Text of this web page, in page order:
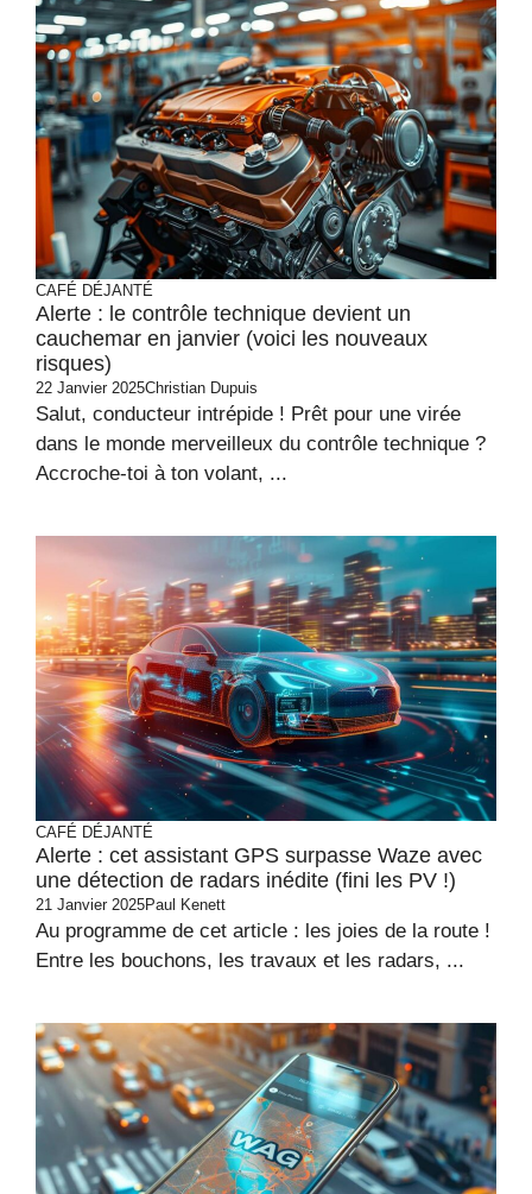
CAFÉ DÉJANTÉ
Alerte : le contrôle technique devient un
cauchemar en janvier (voici les nouveaux
risques)
22 Janvier 2025Christian Dupuis
Salut, conducteur intrépide ! Prêt pour une virée
dans le monde merveilleux du contrôle technique ?
Accroche-toi à ton volant, ...
CAFÉ DÉJANTÉ
Alerte : cet assistant GPS surpasse Waze avec
une détection de radars inédite (fini les PV !)
21 Janvier 2025Paul Kenett
Au programme de cet article : les joies de la route !
Entre les bouchons, les travaux et les radars, ...